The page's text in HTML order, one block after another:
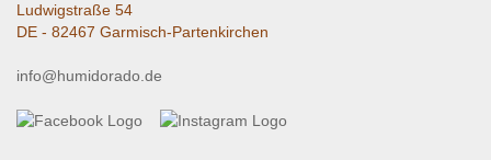
Ludwigstraße 54
DE - 82467 Garmisch-Partenkirchen
info@humidorado.de